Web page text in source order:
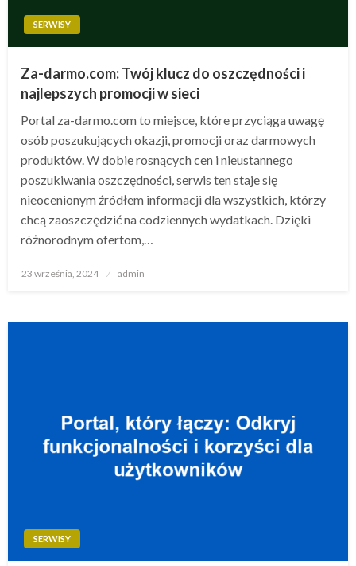
SERWISY
Za-darmo.com: Twój klucz do oszczędności i
najlepszych promocji w sieci
Portal za-darmo.com to miejsce, które przyciąga uwagę
osób poszukujących okazji, promocji oraz darmowych
produktów. W dobie rosnących cen i nieustannego
poszukiwania oszczędności, serwis ten staje się
nieocenionym źródłem informacji dla wszystkich, którzy
chcą zaoszczędzić na codziennych wydatkach. Dzięki
różnorodnym ofertom,…
Opublikowane
23 września, 2024 admin
SERWISY